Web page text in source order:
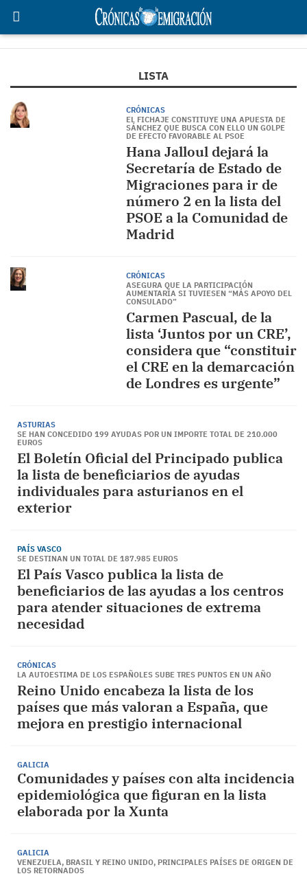
LISTA
CRÓNICAS
EL FICHAJE CONSTITUYE UNA APUESTA DE
SÁNCHEZ QUE BUSCA CON ELLO UN GOLPE
DE EFECTO FAVORABLE AL PSOE
Hana Jalloul dejará la
Secretaría de Estado de
Migraciones para ir de
número 2 en la lista del
PSOE a la Comunidad de
Madrid
CRÓNICAS
ASEGURA QUE LA PARTICIPACIÓN
AUMENTARÍA SI TUVIESEN “MÁS APOYO DEL
CONSULADO”
Carmen Pascual, de la
lista ‘Juntos por un CRE’,
considera que “constituir
el CRE en la demarcación
de Londres es urgente”
ASTURIAS
SE HAN CONCEDIDO 199 AYUDAS POR UN IMPORTE TOTAL DE 210.000
EUROS
El Boletín Oficial del Principado publica
la lista de beneficiarios de ayudas
individuales para asturianos en el
exterior
PAÍS VASCO
SE DESTINAN UN TOTAL DE 187.985 EUROS
El País Vasco publica la lista de
beneficiarios de las ayudas a los centros
para atender situaciones de extrema
necesidad
CRÓNICAS
LA AUTOESTIMA DE LOS ESPAÑOLES SUBE TRES PUNTOS EN UN AÑO
Reino Unido encabeza la lista de los
países que más valoran a España, que
mejora en prestigio internacional
GALICIA
Comunidades y países con alta incidencia
epidemiológica que figuran en la lista
elaborada por la Xunta
GALICIA
VENEZUELA, BRASIL Y REINO UNIDO, PRINCIPALES PAÍSES DE ORIGEN DE
LOS RETORNADOS